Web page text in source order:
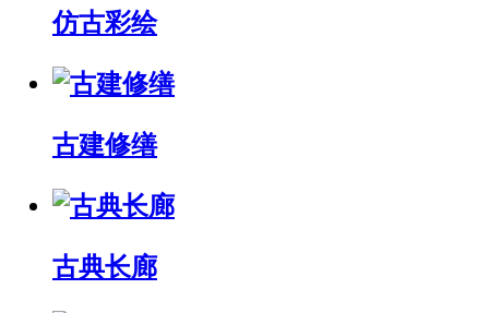
仿古彩绘
古建修缮
古典长廊